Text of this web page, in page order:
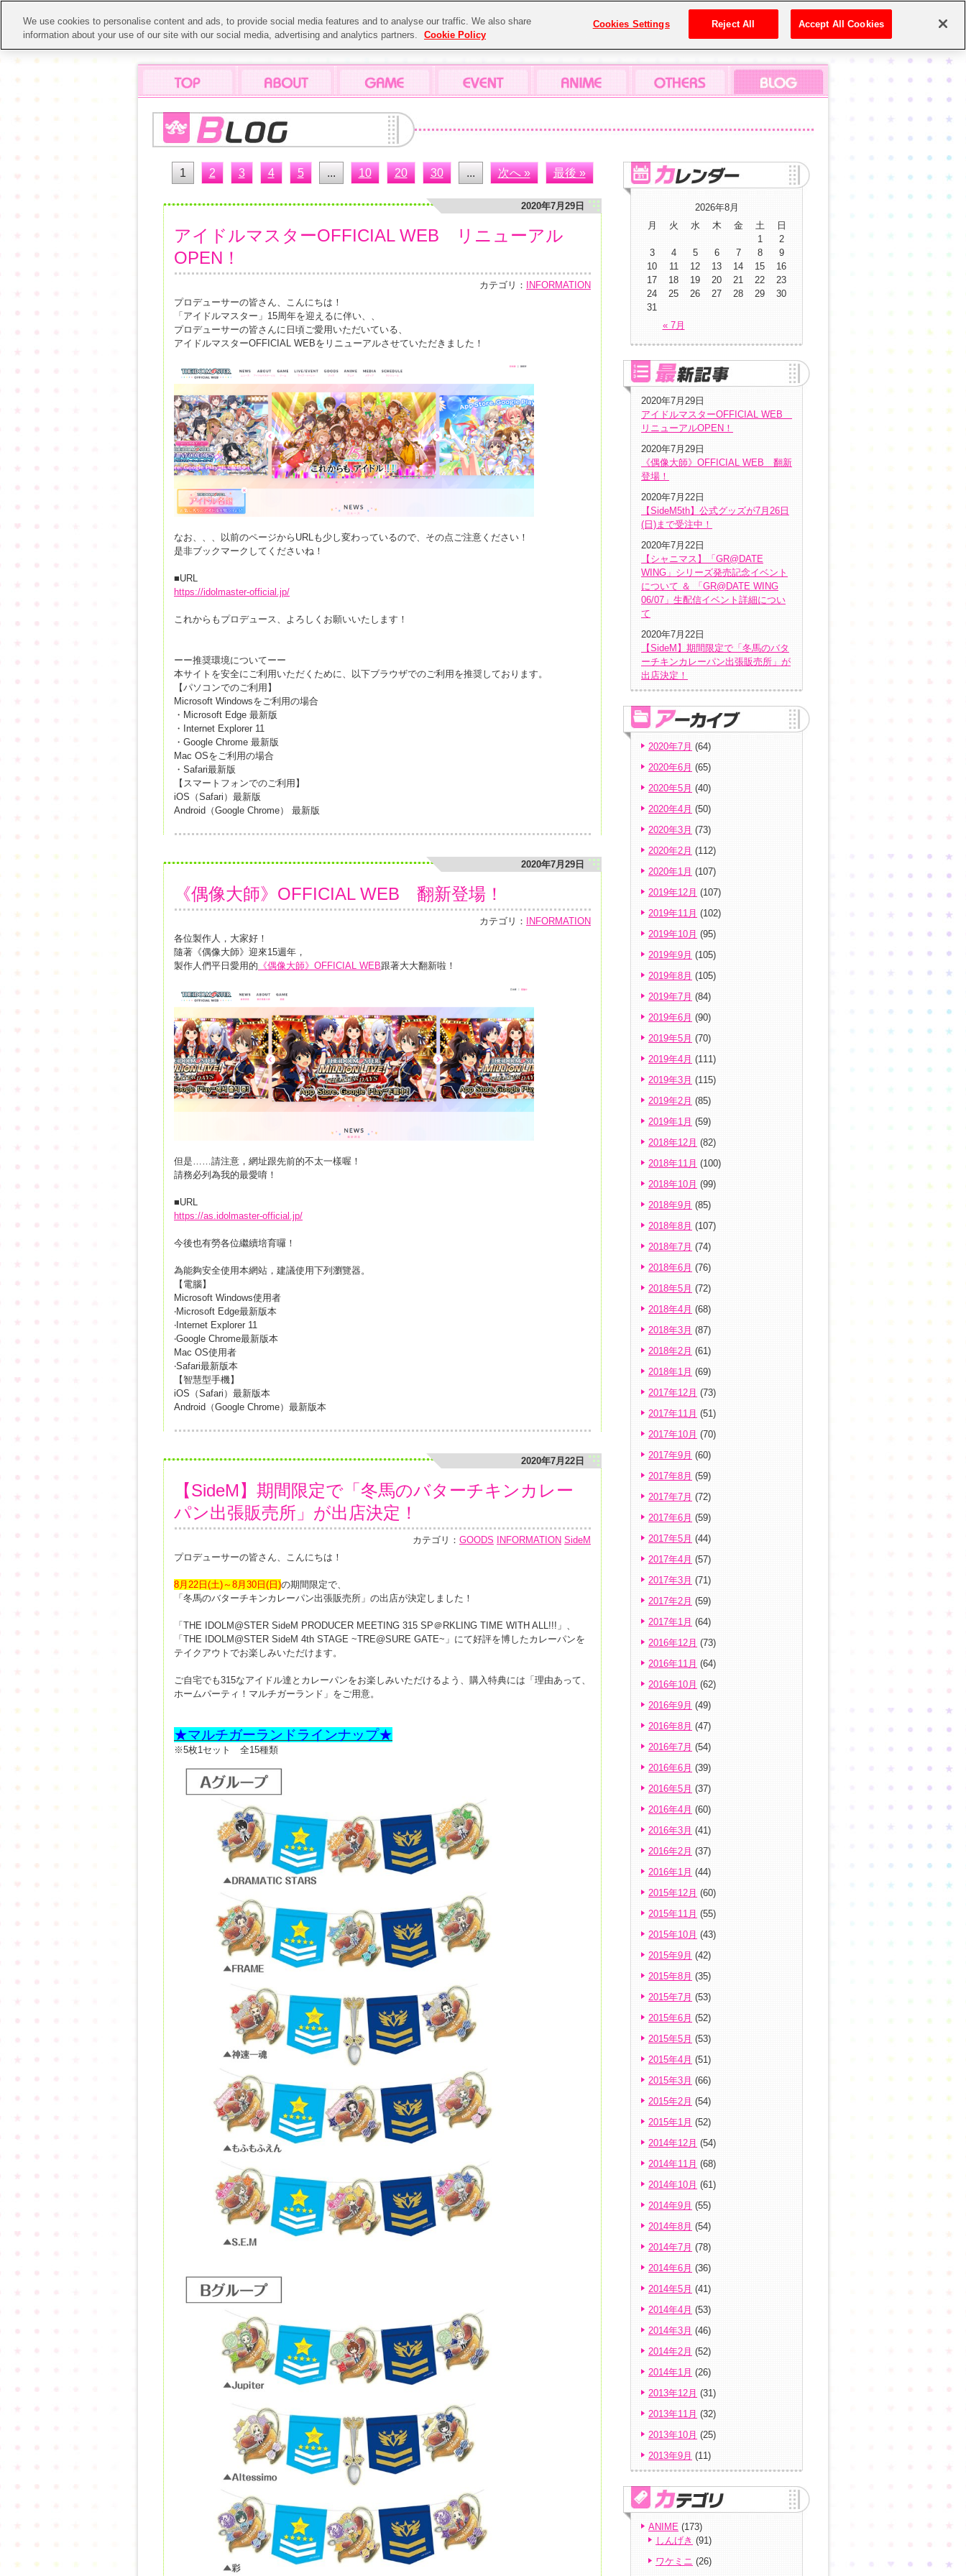
1 2 3 4 5 ... 10 20 30 ... 次へ » 最後 »
2020年7月29日
アイドルマスターOFFICIAL WEB リニューアル
OPEN！
カテゴリ：
INFORMATION
プロデューサーの皆さん、こんにちは！
「アイドルマスター」15周年を迎えるに伴い、、
プロデューサーの皆さんに日頃ご愛用いただいている、
アイドルマスターOFFICIAL WEBをリニューアルさせていただきました！
なお、、、以前のページからURLも少し変わっているので、その点ご注意ください！
是非ブックマークしてくださいね！
■URL
https://idolmaster-official.jp/
これからもプロデュース、よろしくお願いいたします！
ーー推奨環境についてーー
本サイトを安全にご利用いただくために、以下ブラウザでのご利用を推奨しております。
【パソコンでのご利用】
Microsoft Windowsをご利用の場合
・Microsoft Edge 最新版
・Internet Explorer 11
・Google Chrome 最新版
Mac OSをご利用の場合
・Safari最新版
【スマートフォンでのご利用】
iOS（Safari）最新版
Android（Google Chrome） 最新版
2020年7月29日
《偶像大師》OFFICIAL WEB 翻新登場！
カテゴリ：
INFORMATION
各位製作人，大家好！
隨著《偶像大師》迎來15週年，
製作人們平日愛用的 《偶像大師》OFFICIAL WEB跟著大大翻新啦！
但是……請注意，網址跟先前的不太一樣喔！
請務必列為我的最愛唷！
■URL
https://as.idolmaster-official.jp/
今後也有勞各位繼續培育囉！
為能夠安全使用本網站，建議使用下列瀏覽器。
【電腦】
Microsoft Windows使用者
‧Microsoft Edge最新版本
‧Internet Explorer 11
‧Google Chrome最新版本
Mac OS使用者
‧Safari最新版本
【智慧型手機】
iOS（Safari）最新版本
Android（Google Chrome）最新版本
2020年7月22日
【SideM】期間限定で「冬馬のバターチキンカレー
パン出張販売所」が出店決定！
カテゴリ： GOODS INFORMATION SideM
プロデューサーの皆さん、こんにちは！
8月22日(土)～8月30日(日)の期間限定で、
「冬馬のバターチキンカレーパン出張販売所」 の出店が決定しました！
「THE IDOLM@STER SideM PRODUCER MEETING 315 SP＠RKLING TIME WITH ALL!!!」、
「THE IDOLM@STER SideM 4th STAGE ~TRE@SURE GATE~」にて好評を博したカレーパンを
テイクアウトでお楽しみいただけます。
ご自宅でも315なアイドル達とカレーパンをお楽しみいただけるよう、購入特典には「理由あって、
ホームパーティ！マルチガーランド」をご用意。
★マルチガーランドラインナップ★
※5枚1セット 全15種類
2026年8月
月
火 水 木 金 土 日
« 7月
1
2
3
4 5 6 7 8
9
10
11 12 13 14 15
16
17
18 19 20 21 22
23
24
25 26 27 28 29
30
31
2020年7月29日
アイドルマスターOFFICIAL WEB
リニューアルOPEN！
2020年7月29日
《偶像大師》OFFICIAL WEB 翻新
登場！
2020年7月22日
【SideM5th】公式グッズが7月26日
(日)まで受注中！
2020年7月22日
【シャニマス】「GR@DATE
WING」シリーズ発売記念イベント
について ＆ 「GR@DATE WING
06/07」生配信イベント詳細につい
て
2020年7月22日
【SideM】期間限定で「冬馬のバタ
ーチキンカレーパン出張販売所」が
出店決定！
2020年7月 (64)
2020年6月 (65)
2020年5月 (40)
2020年4月 (50)
2020年3月 (73)
2020年2月 (112)
2020年1月 (107)
2019年12月 (107)
2019年11月 (102)
2019年10月 (95)
2019年9月 (105)
2019年8月 (105)
2019年7月 (84)
2019年6月 (90)
2019年5月 (70)
2019年4月 (111)
2019年3月 (115)
2019年2月 (85)
2019年1月 (59)
2018年12月 (82)
2018年11月 (100)
2018年10月 (99)
2018年9月 (85)
2018年8月 (107)
2018年7月 (74)
2018年6月 (76)
2018年5月 (72)
2018年4月 (68)
2018年3月 (87)
2018年2月 (61)
2018年1月 (69)
2017年12月 (73)
2017年11月 (51)
2017年10月 (70)
2017年9月 (60)
2017年8月 (59)
2017年7月 (72)
2017年6月 (59)
2017年5月 (44)
2017年4月 (57)
2017年3月 (71)
2017年2月 (59)
2017年1月 (64)
2016年12月 (73)
2016年11月 (64)
2016年10月 (62)
2016年9月 (49)
2016年8月 (47)
2016年7月 (54)
2016年6月 (39)
2016年5月 (37)
2016年4月 (60)
2016年3月 (41)
2016年2月 (37)
2016年1月 (44)
2015年12月 (60)
2015年11月 (55)
2015年10月 (43)
2015年9月 (42)
2015年8月 (35)
2015年7月 (53)
2015年6月 (52)
2015年5月 (53)
2015年4月 (51)
2015年3月 (66)
2015年2月 (54)
2015年1月 (52)
2014年12月 (54)
2014年11月 (68)
2014年10月 (61)
2014年9月 (55)
2014年8月 (54)
2014年7月 (78)
2014年6月 (36)
2014年5月 (41)
2014年4月 (53)
2014年3月 (46)
2014年2月 (52)
2014年1月 (26)
2013年12月 (31)
2013年11月 (32)
2013年10月 (25)
2013年9月 (11)
ANIME (173)
しんげき (91)
ワケミニ (26)
We use cookies to personalise content and ads, to provide social media features and to analyse our traffic. We also share
information about your use of our site with our social media, advertising and analytics partners.
Cookie Policy
Cookies Settings Reject All Accept All Cookies